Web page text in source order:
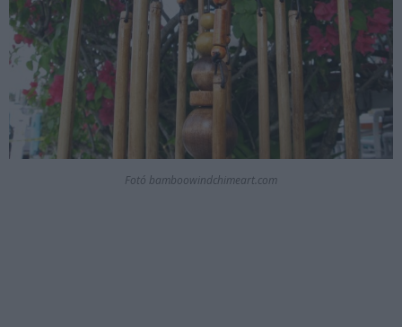
Fotó bamboowindchimeart.com